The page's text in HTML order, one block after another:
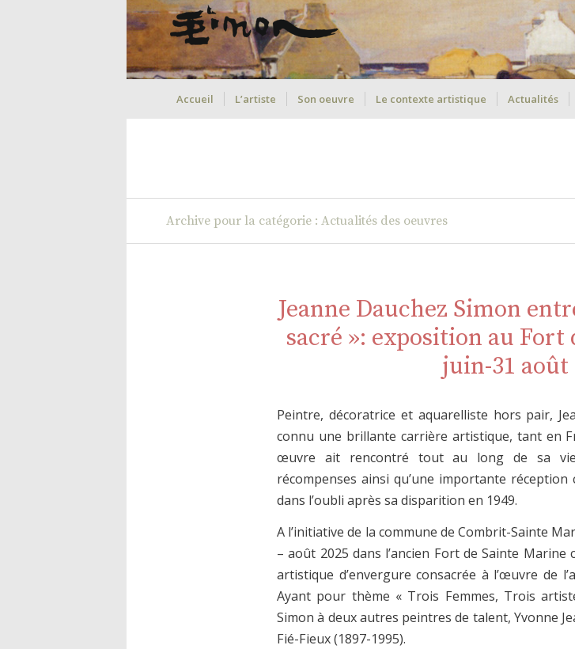
Accueil L’artiste Son oeuvre Le contexte artistique Actualités
Archive pour la catégorie : Actualités des oeuvres
Jeanne Dauchez Simon
sacré »: exposition au Fort
juin-31 août
Peintre, décoratrice et aquarelliste hors pair,
connu une brillante carrière artistique, tant en
œuvre ait rencontré tout au long de sa vie
récompenses ainsi qu’une importante
dans l’oubli après sa disparition en 1949.
A l’initiative de la commune de Combrit-Sainte
– août 2025 dans l’ancien Fort de Sainte
artistique d’envergure consacrée à l’œuvre de
Ayant pour thème « Trois Femmes, Trois
Simon à deux autres peintres de talent, Yvonne
Fié-Fieux (1897-1995).